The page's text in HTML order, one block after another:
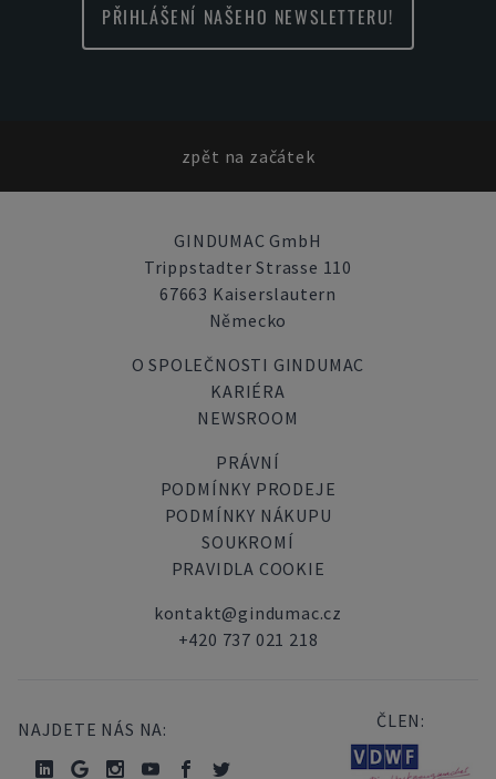
PŘIHLÁŠENÍ NAŠEHO NEWSLETTERU!
zpět na začátek
GINDUMAC GmbH
Trippstadter Strasse 110
67663 Kaiserslautern
Německo
O SPOLEČNOSTI GINDUMAC
KARIÉRA
NEWSROOM
PRÁVNÍ
PODMÍNKY PRODEJE
PODMÍNKY NÁKUPU
SOUKROMÍ
PRAVIDLA COOKIE
kontakt@gindumac.cz
+420 737 021 218
NAJDETE NÁS NA: ČLEN: